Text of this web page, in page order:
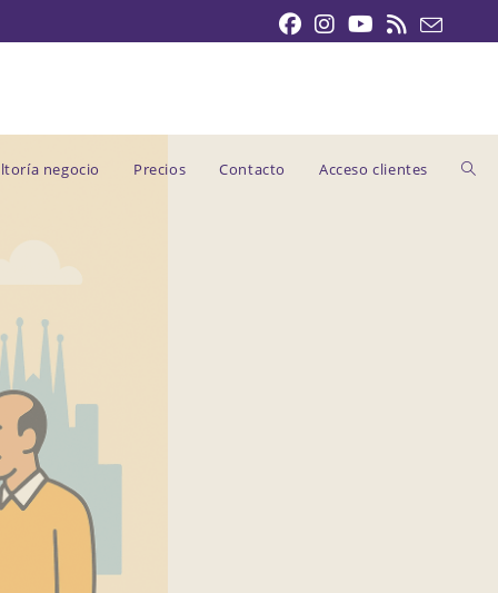
negocio Precios Contacto Acceso clientes